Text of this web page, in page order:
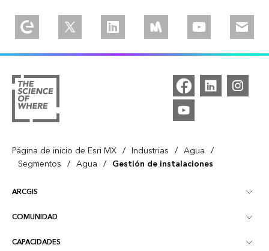
Explore our Esri Community
Follow us on TwitterJoin us on LinkedinJoin is on MeetupWatch our videos
Email
Página de inicio de Esri MX / Industrias / Agua /
Segmentos / Agua / Gestión de instalaciones
ARCGIS
Descripción general de ArcGIS
Mapeo
COMUNIDAD
Blog
CAPACIDADES